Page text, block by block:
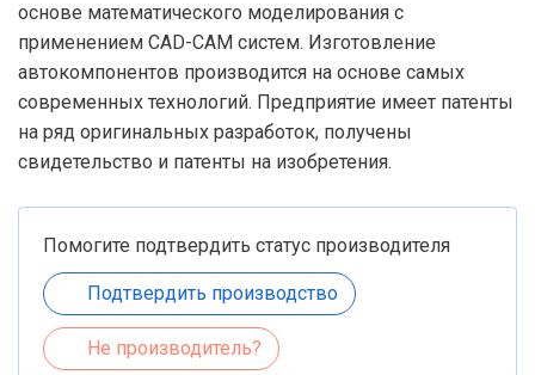
основе математического моделирования с
применением CAD-CAM систем. Изготовление
автокомпонентов производится на основе самых
современных технологий. Предприятие имеет патенты
на ряд оригинальных разработок, получены
свидетельство и патенты на изобретения.
Помогите подтвердить статус производителя
Подтвердить производство
Не производитель?